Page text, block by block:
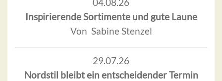
Inspirierende Sortimente und gute Laune
Von Sabine Stenzel
29.07.26
Nordstil bleibt ein entscheidender Termin